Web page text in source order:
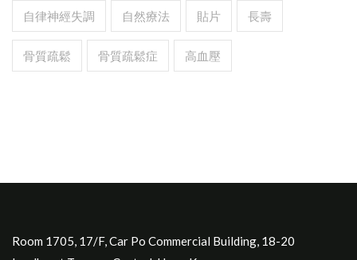
自律神經失調 自然療法 貼片 長壽
骨質疏鬆 骨質疏鬆症 高血壓
Room 1705, 17/F, Car Po Commercial Building, 18-20